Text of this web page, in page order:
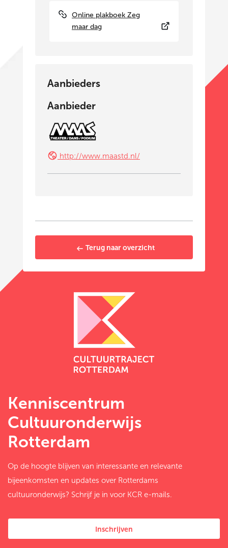
Online plakboek Zeg
maar dag
Aanbieders
Aanbieder
http://www.maastd.nl/
Terug naar overzicht
Kenniscentrum
Cultuuronderwijs
Rotterdam
Op de hoogte blijven van interessante en relevante
bijeenkomsten en updates over Rotterdams
cultuuronderwijs? Schrijf je in voor KCR e-mails.
Inschrijven